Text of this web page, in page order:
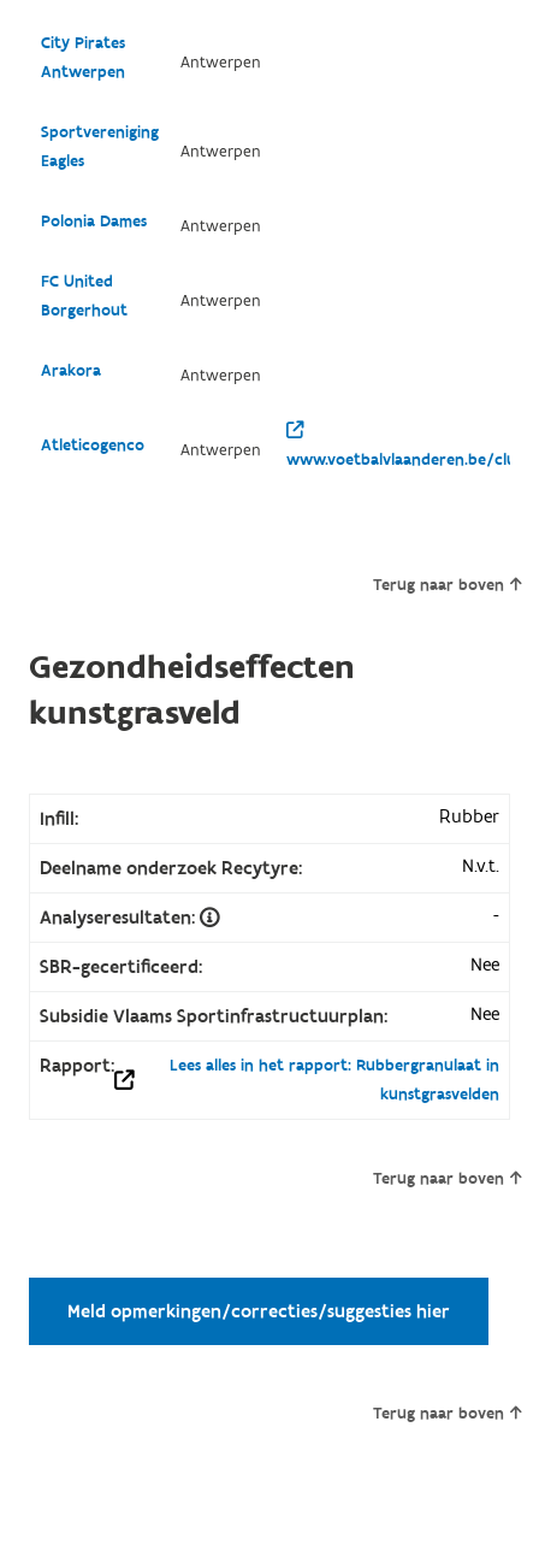
City Pirates
Antwerpen
Antwerpen
Sportvereniging
Eagles
Antwerpen
Polonia Dames Antwerpen
FC United
Borgerhout
Antwerpen
Arakora Antwerpen
Atleticogenco Antwerpen www.voetbalvlaanderen.be/club/
Terug naar boven
Gezondheidseffecten
kunstgrasveld
Infill: Rubber
Deelname onderzoek Recytyre: N.v.t.
Analyseresultaten: -
SBR-gecertificeerd: Nee
Subsidie Vlaams Sportinfrastructuurplan: Nee
Rapport:
Lees alles in het rapport: Rubbergranulaat in
kunstgrasvelden
Terug naar boven
Meld opmerkingen/correcties/suggesties hier
Terug naar boven